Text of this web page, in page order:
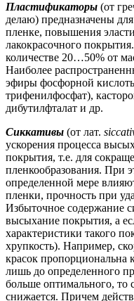
Пластификаторы (от
делаю) предназначены
пленке, повышения
лакокрасочного
количестве 20…50% от
Наиболее
эфиры фосфорной
трифенилфосфат),
дибутилфталат и др.
Сиккативы (от лат.
ускорения процесса
покрытия, т.е. для
пленкообразования. При
определенной мере
пленки, прочность при
Избыточное содержание
высыхание покрытия, а
характеристики такого
хрупкость). Например,
красок пропорциональна
лишь до определенного
больше оптимального, то
снижается. Причем